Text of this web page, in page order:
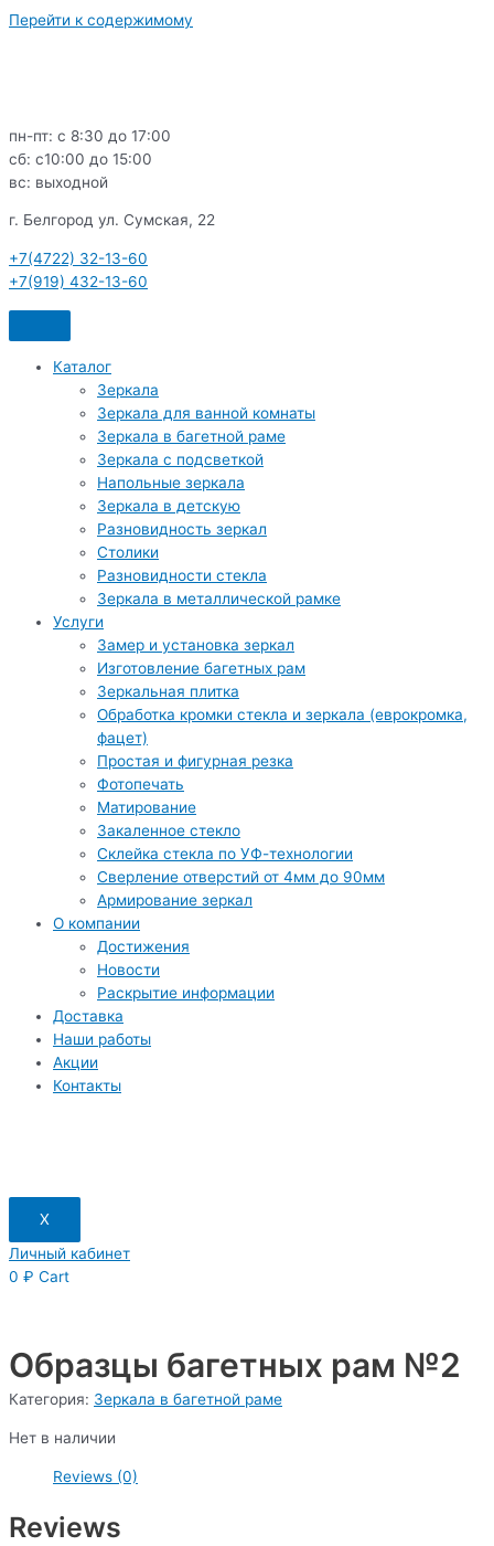
Перейти к содержимому
пн-пт: с 8:30 до 17:00
сб: c10:00 до 15:00
вс: выходной
г. Белгород ул. Сумская, 22
+7(4722) 32-13-60
+7(919) 432-13-60
Каталог
Зеркала
Зеркала для ванной комнаты
Зеркала в багетной раме
Зеркала с подсветкой
Напольные зеркала
Зеркала в детскую
Разновидность зеркал
Столики
Разновидности стекла
Зеркала в металлической рамке
Услуги
Замер и установка зеркал
Изготовление багетных рам
Зеркальная плитка
Обработка кромки стекла и зеркала (еврокромка,
фацет)
Простая и фигурная резка
Фотопечать
Матирование
Закаленное стекло
Склейка стекла по УФ-технологии
Сверление отверстий от 4мм до 90мм
Армирование зеркал
О компании
Достижения
Новости
Раскрытие информации
Доставка
Наши работы
Акции
Контакты
X
Личный кабинет
0 ₽ Cart
Образцы багетных рам №2
Категория: Зеркала в багетной раме
Нет в наличии
Reviews (0)
Reviews